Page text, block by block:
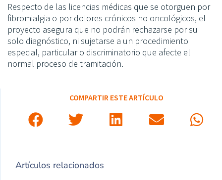
Respecto de las licencias médicas que se otorguen por
fibromialgia o por dolores crónicos no oncológicos, el
proyecto asegura que no podrán rechazarse por su
solo diagnóstico, ni sujetarse a un procedimiento
especial, particular o discriminatorio que afecte el
normal proceso de tramitación.
COMPARTIR ESTE ARTÍCULO
Artículos relacionados